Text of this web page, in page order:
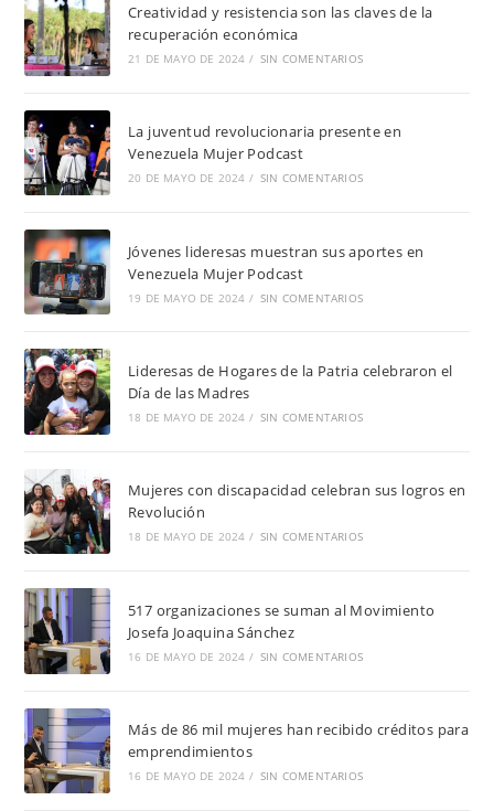
Creatividad y resistencia son las claves de la
recuperación económica
21 DE MAYO DE 2024 / SIN COMENTARIOS
La juventud revolucionaria presente en
Venezuela Mujer Podcast
20 DE MAYO DE 2024 / SIN COMENTARIOS
Jóvenes lideresas muestran sus aportes en
Venezuela Mujer Podcast
19 DE MAYO DE 2024 / SIN COMENTARIOS
Lideresas de Hogares de la Patria celebraron el
Día de las Madres
18 DE MAYO DE 2024 / SIN COMENTARIOS
Mujeres con discapacidad celebran sus logros en
Revolución
18 DE MAYO DE 2024 / SIN COMENTARIOS
517 organizaciones se suman al Movimiento
Josefa Joaquina Sánchez
16 DE MAYO DE 2024 / SIN COMENTARIOS
Más de 86 mil mujeres han recibido créditos para
emprendimientos
16 DE MAYO DE 2024 / SIN COMENTARIOS